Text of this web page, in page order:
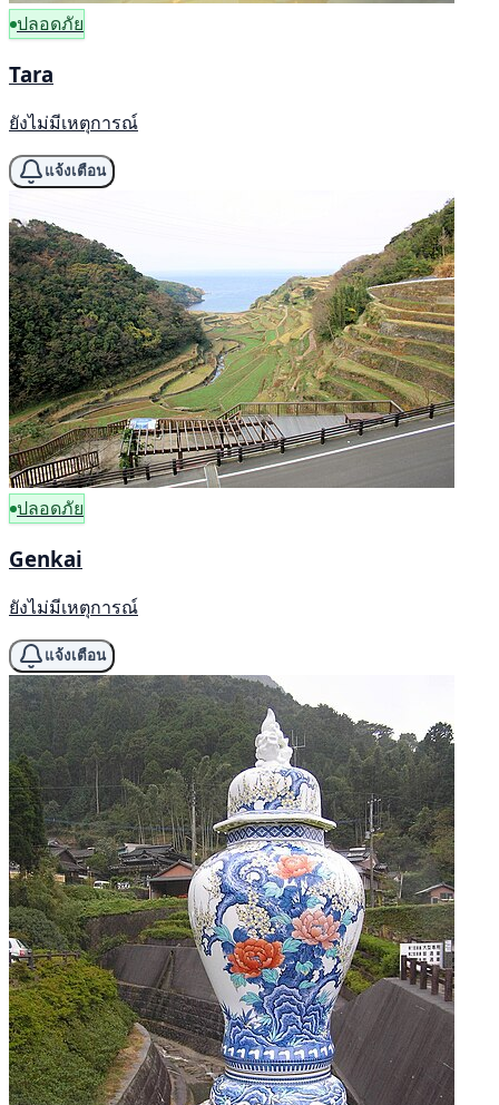
ปลอดภัย
Tara
ยังไม่มีเหตุการณ์
แจ้งเตือน
ปลอดภัย
Genkai
ยังไม่มีเหตุการณ์
แจ้งเตือน